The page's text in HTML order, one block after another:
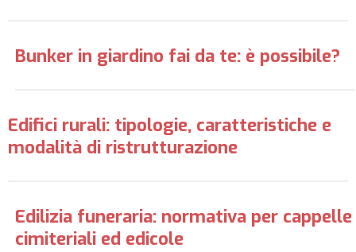
Bunker in giardino fai da te: è possibile?
Edifici rurali: tipologie, caratteristiche e
modalità di ristrutturazione
Edilizia funeraria: normativa per cappelle
cimiteriali ed edicole